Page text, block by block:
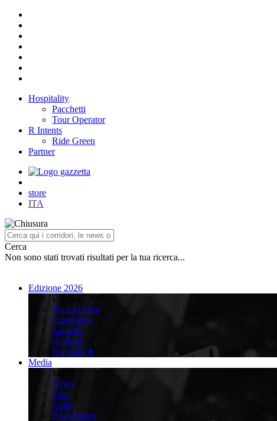
Hospitality
Pacchetti
Tour Operator
R Intents
Ride Green
Partner
store
ITA
Cerca
Non sono stati trovati risultati per la tua ricerca...
Edizione 2026
Edizione 2026
Recap Corsa
Classifiche
Squadre
Regioni
Race Book
Media
Media
News
Foto
Video
Broadcaster